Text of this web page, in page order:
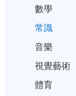
數學
常識
音樂
視覺藝術
體育